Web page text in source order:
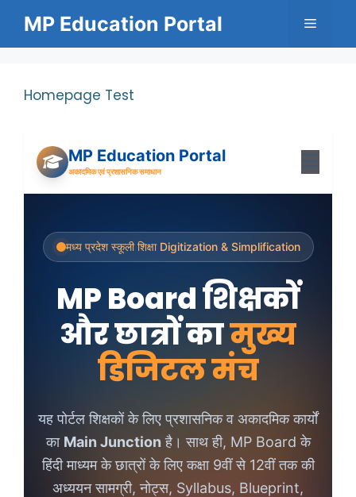
content
MP Education Portal Menu
Homepage Test
MP Education Portal
अकादमिक एवं प्रशासनिक समाधान
मध्य प्रदेश स्कूली शिक्षा Digitization & Simplification
MP Board शिक्षकों
और छात्रों कामुख्य
डिजिटल मंच
यह पोर्टल शिक्षकों के लिए प्रशासनिक व अकादमिक कार्यों
का Main Junction है। साथ ही, MP Board के
हिंदी माध्यम के छात्रों के लिए कक्षा 9वीं से 12वीं तक की
अध्ययन सामग्री, नोट्स, Syllabus, Blueprint,